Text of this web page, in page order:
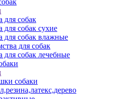
для собак
для собак сухие
для собак влажные
для собак
для собак лечебные
собаки